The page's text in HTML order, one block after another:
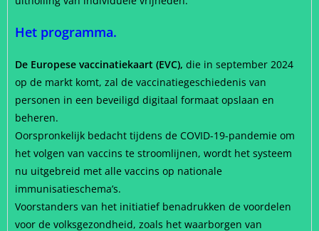
Het programma.
De Europese vaccinatiekaart (EVC), die in september 2024
op de markt komt, zal de vaccinatiegeschiedenis van
personen in een beveiligd digitaal formaat opslaan en
beheren.
Oorspronkelijk bedacht tijdens de COVID-19-pandemie om
het volgen van vaccins te stroomlijnen, wordt het systeem
nu uitgebreid met alle vaccins op nationale
immunisatieschema’s.
Voorstanders van het initiatief benadrukken de voordelen
voor de volksgezondheid, zoals het waarborgen van